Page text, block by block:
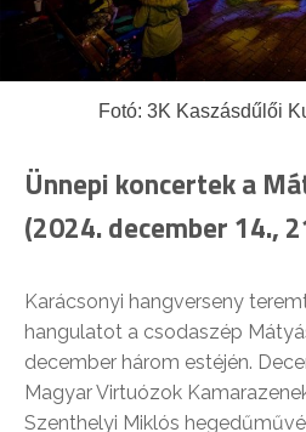
Fotó: 3K Kaszásdűlői
Ünnepi koncertek a
(2024. december 14.,
Karácsonyi hangverseny
hangulatot a csodaszép
december három estéjén.
Magyar Virtuózok
Szenthelyi Miklós